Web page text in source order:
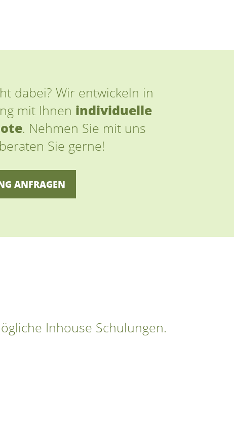
dabei? Wir entwickeln in
mit Ihnen individuelle
. Nehmen Sie mit uns
Sie gerne!
ANFRAGEN
Inhouse Schulungen.